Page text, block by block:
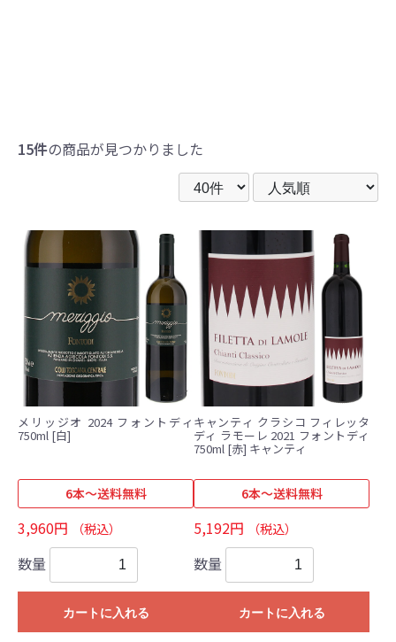
15件の商品が見つかりました
メリッジオ 2024 フォントディ
750ml [白]
6本～送料無料
3,960円 （税込）
数量
カートに入れる
キャンティ クラシコ フィレッタ
ディ ラモーレ 2021 フォントディ
750ml [赤] キャンティ
6本～送料無料
5,192円 （税込）
数量
カートに入れる